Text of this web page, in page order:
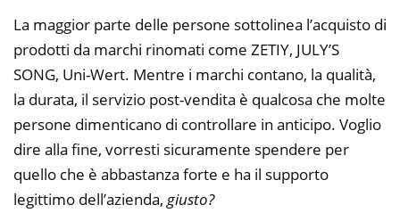
La maggior parte delle persone sottolinea l’acquisto di
prodotti da marchi rinomati come ZETIY, JULY’S
SONG, Uni-Wert. Mentre i marchi contano, la qualità,
la durata, il servizio post-vendita è qualcosa che molte
persone dimenticano di controllare in anticipo. Voglio
dire alla fine, vorresti sicuramente spendere per
quello che è abbastanza forte e ha il supporto
legittimo dell’azienda, giusto?